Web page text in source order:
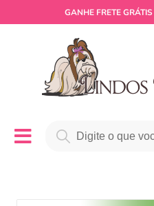
GANHE FRETE GRÁTIS